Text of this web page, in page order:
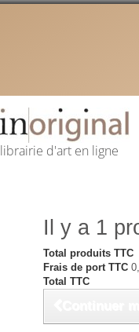
d'art en ligne
Il y a 1
Total produits TTC
Frais de port TTC
Total TTC